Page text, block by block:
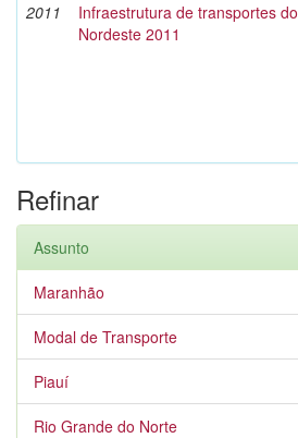
2011
Infraestrutura de transportes do
Nordeste 2011
Refinar
Assunto
Maranhão
Modal de Transporte
Piauí
Rio Grande do Norte